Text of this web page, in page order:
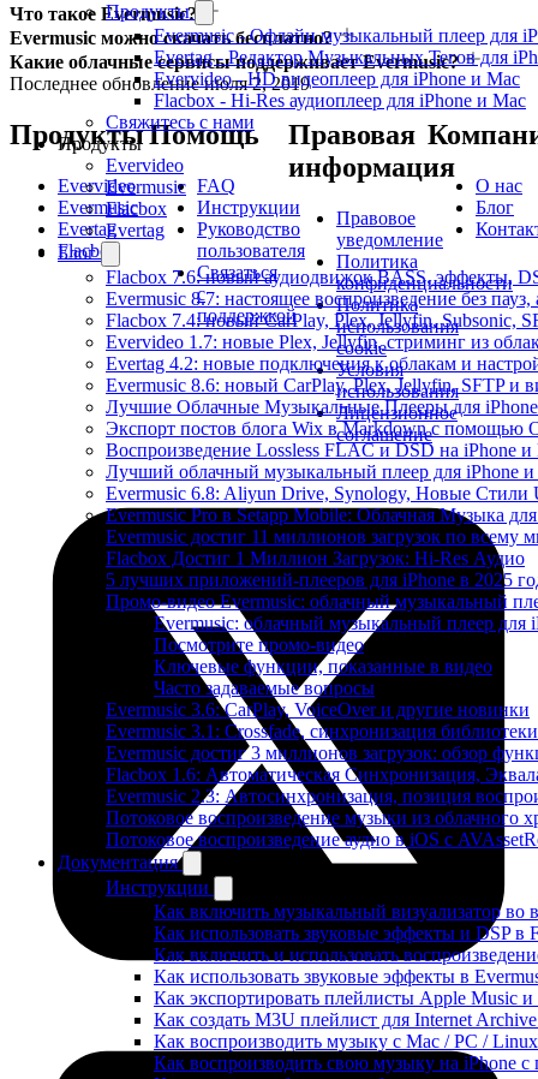
Продукты
Evermusic - Офлайн музыкальный плеер для
Evertag - Редактор Музыкальных Тегов для
Evervideo - HD видеоплеер для iPhone и Mac
Flacbox - Hi-Res аудиоплеер для iPhone и Mac
Свяжитесь с нами
Продукты
Evervideo
Evermusic
Flacbox
Evertag
Блог
Flacbox 7.6: новый аудиодвижок BASS, эффекты,
Evermusic 8.7: настоящее воспроизведение без
Flacbox 7.4: новый CarPlay, Plex, Jellyfin, Subsonic,
Evervideo 1.7: новые Plex, Jellyfin, стриминг из
Evertag 4.2: новые подключения к облакам и
Evermusic 8.6: новый CarPlay, Plex, Jellyfin, SFTP и
Лучшие Облачные Музыкальные Плееры для iPhone
Экспорт постов блога Wix в Markdown с помощью
Воспроизведение Lossless FLAC и DSD на iPhone и
Лучший облачный музыкальный плеер для iPhone и
Evermusic 6.8: Aliyun Drive, Synology, Новые Стили
Evermusic Pro в Setapp Mobile: Облачная Музыка
Evermusic достиг 11 миллионов загрузок по всему
Flacbox Достиг 1 Миллион Загрузок: Hi-Res Аудио
5 лучших приложений-плееров для iPhone в 2025
Промо-видео Evermusic: облачный музыкальный
Evermusic: облачный музыкальный плеер для
Посмотрите промо-видео
Ключевые функции, показанные в видео
Часто задаваемые вопросы
Evermusic 3.6: CarPlay, VoiceOver и другие новинки
Evermusic 3.1: Crossfade, синхронизация
Evermusic достиг 3 миллионов загрузок: обзор
Flacbox 1.6: Автоматическая Синхронизация,
Evermusic 2.3: Автосинхронизация, позиция
Потоковое воспроизведение музыки из облачного
Потоковое воспроизведение аудио в iOS с
Документация
Инструкции
Как включить музыкальный визуализатор во
Как использовать звуковые эффекты и DSP в
Как включить и использовать
Как использовать звуковые эффекты в
Как экспортировать плейлисты Apple Music
Как создать M3U плейлист для Internet
Как воспроизводить музыку с Mac / PC /
Как воспроизводить свою музыку на iPhone
Что такое Evermusic?
Evermusic можно скачать бесплатно?
Какие облачные сервисы поддерживает Evermusic?
Последнее обновлениеиюля 2, 2019
Продукты
Evervideo
Evermusic
Evertag
Flacbox
Помощь
FAQ
Инструкции
Руководство
пользователя
Связаться
с
поддержкой
Правовая
информация
Правовое
уведомление
Политика
конфиденциальности
Политика
использования
cookie
Условия
использования
Лицензионное
соглашение
О нас
Блог